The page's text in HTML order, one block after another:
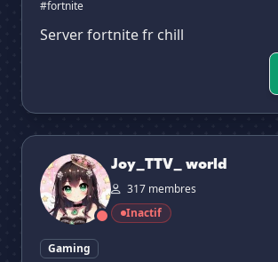
#fortnite
Server fortnite fr chill
Joy_TTV_ world
Joy_TTV_ world
317 membres
Inactif
Gaming